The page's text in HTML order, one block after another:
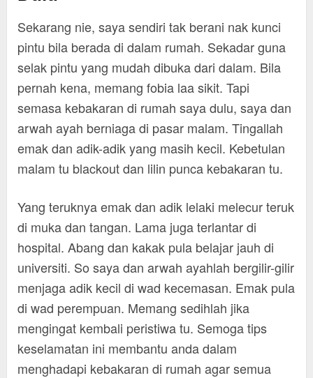
Sekarang nie, saya sendiri tak berani nak kunci
pintu bila berada di dalam rumah. Sekadar guna
selak pintu yang mudah dibuka dari dalam. Bila
pernah kena, memang fobia laa sikit. Tapi
semasa kebakaran di rumah saya dulu, saya dan
arwah ayah berniaga di pasar malam. Tingallah
emak dan adik-adik yang masih kecil. Kebetulan
malam tu blackout dan lilin punca kebakaran tu.
Yang teruknya emak dan adik lelaki melecur teruk
di muka dan tangan. Lama juga terlantar di
hospital. Abang dan kakak pula belajar jauh di
universiti. So saya dan arwah ayahlah bergilir-gilir
menjaga adik kecil di wad kecemasan. Emak pula
di wad perempuan. Memang sedihlah jika
mengingat kembali peristiwa tu. Semoga tips
keselamatan ini membantu anda dalam
menghadapi kebakaran di rumah agar semua